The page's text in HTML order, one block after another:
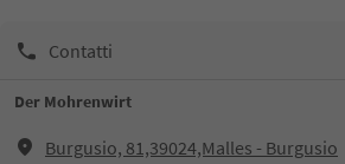
Contatti
Der Mohrenwirt
Burgusio, 81,39024,Malles - Burgusio